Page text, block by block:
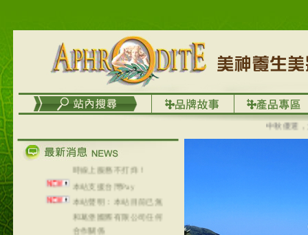
中秋優選，大
在外租屋者、居住處無管
理員、不方便在工作地點
取件者，歡迎多多使用
【郵局i郵箱】的服務喔～
【i郵箱】設立的地點，請
進入內頁連結～
Line@aphrodite2020 24小
時線上服務不打烊！
本站支援台灣Pay
本站聲明：本站目前已無
和葛堡國際有限公司任何
合作關係
本站支援支付宝